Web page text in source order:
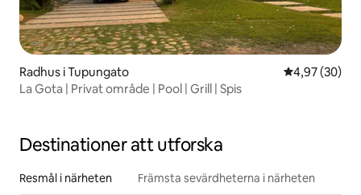
Radhus i Tupungato 4,97 av 5 i
4,97 (30)
La Gota | Privat område | Pool | Grill | Spis
Destinationer att utforska
Resmål i närheten Främsta sevärdheterna i närheten